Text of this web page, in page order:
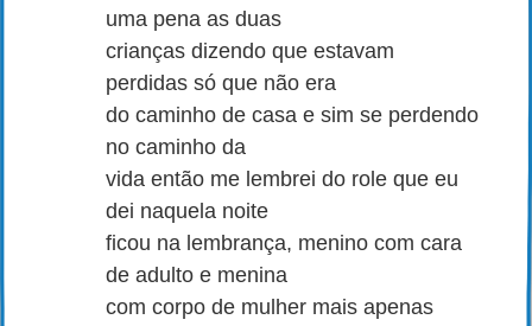
uma pena as duas
crianças dizendo que estavam
perdidas só que não era
do caminho de casa e sim se perdendo
no caminho da
vida então me lembrei do role que eu
dei naquela noite
ficou na lembrança, menino com cara
de adulto e menina
com corpo de mulher mais apenas